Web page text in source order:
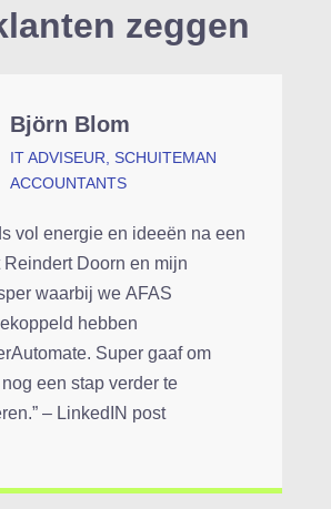
zeggen
Björn Blom
IT ADVISEUR, SCHUITEMAN
ACCOUNTANTS
vol energie en ideeën na een
Reindert Doorn en mijn
waarbij we AFAS
hebben
Super gaaf om
een stap verder te
– LinkedIN post